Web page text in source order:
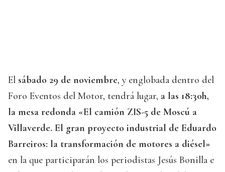
El sábado 29 de noviembre, y englobada dentro del
Foro Eventos del Motor, tendrá lugar, a las 18:30h,
la mesa redonda «El camión ZIS-5 de Moscú a
Villaverde. El gran proyecto industrial de Eduardo
Barreiros: la transformación de motores a diésel»
en la que participarán los periodistas Jesús Bonilla e